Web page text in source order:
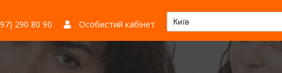
290 80 90 Особистий кабінет Київ